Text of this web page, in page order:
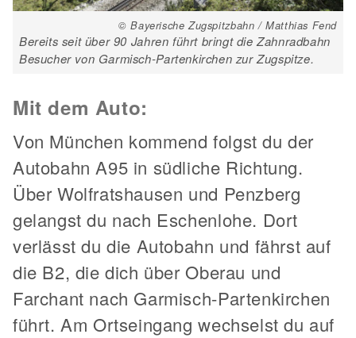
© Bayerische Zugspitzbahn / Matthias Fend
Bereits seit über 90 Jahren führt bringt die Zahnradbahn
Besucher von Garmisch-Partenkirchen zur Zugspitze.
Mit dem Auto:
Von München kommend folgst du der
Autobahn A95 in südliche Richtung.
Über Wolfratshausen und Penzberg
gelangst du nach Eschenlohe. Dort
verlässt du die Autobahn und fährst auf
die B2, die dich über Oberau und
Farchant nach Garmisch-Partenkirchen
führt. Am Ortseingang wechselst du auf